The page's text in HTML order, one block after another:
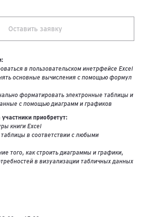
Оставить заявку
в пользовательском инетрфейсе Excel
основные вычисления с помощью формул
форматировать электронные таблицы и
с помощью диаграмм и графиков
приобретут:
книги Excel
в соответствии с любыми
того, как строить диаграммы и графики,
в визуализации табличных данных